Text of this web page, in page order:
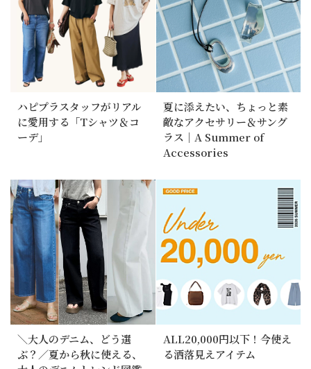
ハピプラスタッフがリアル
に愛用する「Tシャツ＆コ
ーデ」
夏に添えたい、ちょっと素
敵なアクセサリー＆サング
ラス｜A Summer of
Accessories
＼大人のデニム、どう選
ぶ？／夏から秋に使える、
ALL20,000円以下！今使え
る洒落見えアイテム